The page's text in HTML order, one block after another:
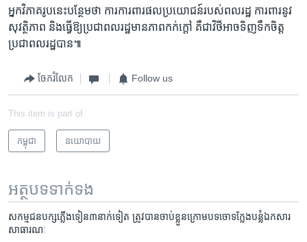
អ្នកវិភាគ​រូបនេះបន្ថែម​ថា ​ការ​ការពារ​ផល​ប្រយោជន៍​របស់​ពលរដ្ឋ​ ការពារ​នូវ​
សុវត្ថិភាព​ និង​ធ្វើឱ្យ​ប្រជាពល​រដ្ឋ​មាន​ភាព​កក់ក្តៅ គឺជា​វិថី​អាច​ទិញ​ទឹកចិត្ត​
ប្រជាពលរដ្ឋ​បាន​៕
ចែករំលែក Follow us
This item is part of
កម្ពុជា នយោបាយ
អត្ថបទ​ទាក់ទង
សកម្មជន​បក្ស​ភ្លើង​ទៀន​៣នាក់​ទៀត​ ត្រូវ​បាន​ចាប់​ខ្លួន​ក្រោម​បទ​ចោទ​ក្លែង​បន្លំ​ឯកសារ​
សាធារណៈ